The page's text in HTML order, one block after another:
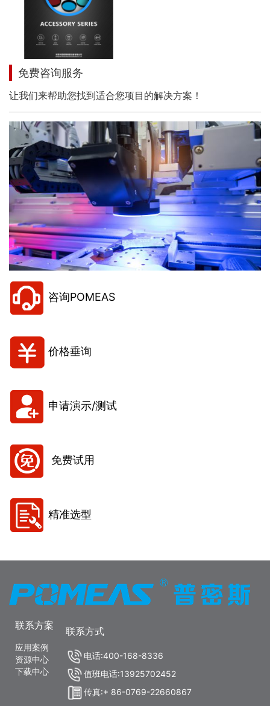
免费咨询服务
让我们来帮助您找到适合您项目的解决方案！
咨询POMEAS
价格垂询
申请演示/测试
免费试用
精准选型
联系方案
应用案例
资源中心
下载中心
联系方式
电话:400-168-8336
值班电话:13925702452
传真:+ 86-0769-22660867